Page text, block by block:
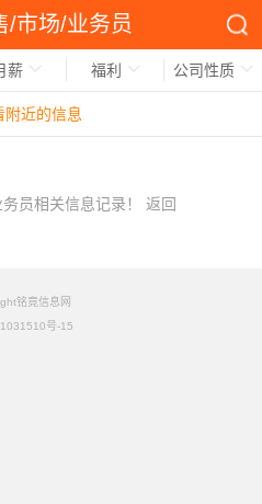
/市场/业务员
薪 福利 公司性质
附近的信息
员相关信息记录！ 返回
铭竟信息网
号-15